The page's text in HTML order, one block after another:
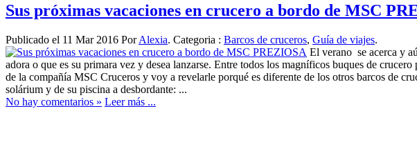
Sus próximas vacaciones en crucero a bordo de MSC
Publicado el 11 Mar 2016 PorAlexia. Categoria : Barcos de cruceros, Guía de viajes.
El verano se acerca y
adora o que es su primara vez y desea lanzarse. Entre todos los magníficos buques de
de la compañía MSC Cruceros y voy a revelarle porqué es diferente de los otros barcos de
solárium y de su piscina a desbordante: ...
No hay comentarios » Leer más ...